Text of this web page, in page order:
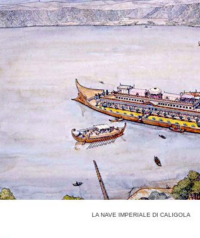
LA NAVE IMPERIALE DI CALIGOLA